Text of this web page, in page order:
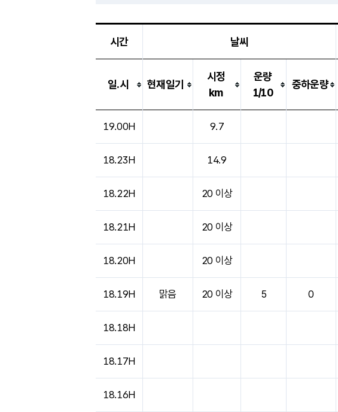
시간 날씨
일.시 현재일기
시정
km
운량
1/10
중하운량
19.00H 9.7
18.23H 14.9
18.22H 20 이상
18.21H 20 이상
18.20H 20 이상
18.19H 맑음 20 이상 5 0
18.18H
18.17H
18.16H